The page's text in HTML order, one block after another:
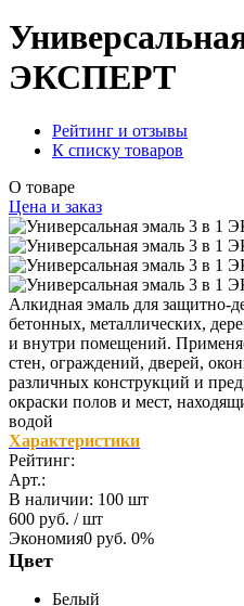
ЭКСПЕРТ
Рейтинг и отзывы
К списку товаров
О товаре
Цена и заказ
Алкидная эмаль для защитно-
бетонных, металлических,
и ­внутри помещений.
стен, ограждений, дверей,
различных конструкций и
окраски полов и мест,
водой
Характеристики
Рейтинг:
Арт.:
В наличии: 100 шт
600 руб. / шт
Экономия0 руб. 0%
Цвет
Белый